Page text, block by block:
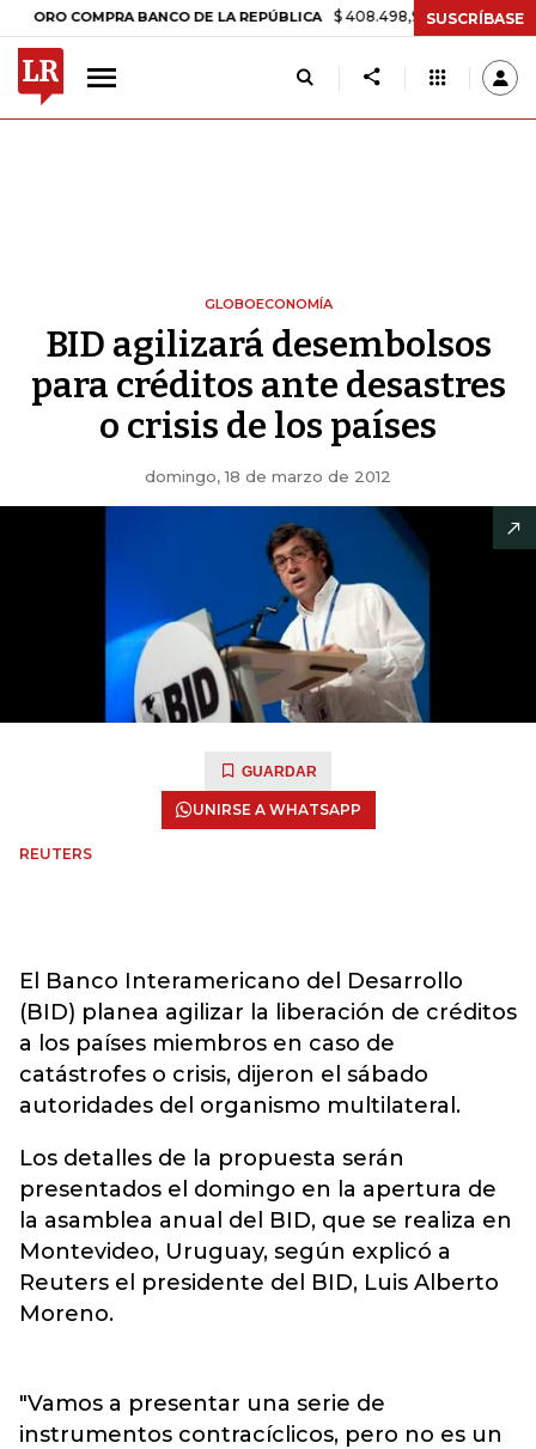
COMPRA BANCO DE LA REPÚBLICA $ 408.498,97 +$ 8.753,81 +2,19%
SUSCRÍBASE
GLOBOECONOMÍA
BID agilizará desembolsos
para créditos ante desastres
o crisis de los países
domingo, 18 de marzo de 2012
GUARDAR
UNIRSE A WHATSAPP
REUTERS
El Banco Interamericano del Desarrollo
(BID) planea agilizar la liberación de créditos
a los países miembros en caso de
catástrofes o crisis, dijeron el sábado
autoridades del organismo multilateral.
Los detalles de la propuesta serán
presentados el domingo en la apertura de
la asamblea anual del BID, que se realiza en
Montevideo, Uruguay, según explicó a
Reuters el presidente del BID, Luis Alberto
Moreno.
"Vamos a presentar una serie de
instrumentos contracíclicos, pero no es un